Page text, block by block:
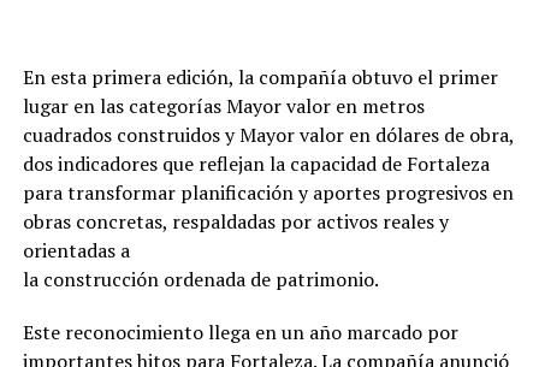
En esta primera edición, la compañía obtuvo el primer
lugar en las categorías Mayor valor en metros
cuadrados construidos y Mayor valor en dólares de obra,
dos indicadores que reflejan la capacidad de Fortaleza
para transformar planificación y aportes progresivos en
obras concretas, respaldadas por activos reales y
orientadas a
la construcción ordenada de patrimonio.
Este reconocimiento llega en un año marcado por
importantes hitos para Fortaleza. La compañía anunció